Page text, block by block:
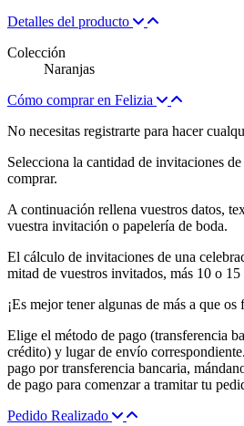
Detalles del producto
Colección
Naranjas
Cómo comprar en Felizia
No necesitas registrarte para hacer
Selecciona la cantidad de invitaciones
comprar.
A continuación rellena vuestros datos,
vuestra invitación o papelería de boda.
El cálculo de invitaciones de una
mitad de vuestros invitados, más 10 o
¡Es mejor tener algunas de más a que os
Elige el método de pago (transferencia
crédito) y lugar de envío
pago por transferencia bancaria,
de pago para comenzar a tramitar tu
Pedido Realizado